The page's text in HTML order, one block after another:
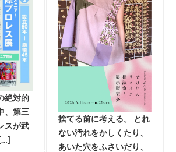
絶対的
、第三
スが武
捨てる前に考える。 とれ
ない汚れをかしくたり、
あいた穴をふさいだり、